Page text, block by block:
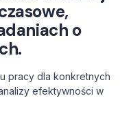
o
pracy dla konkretnych
efektywności w